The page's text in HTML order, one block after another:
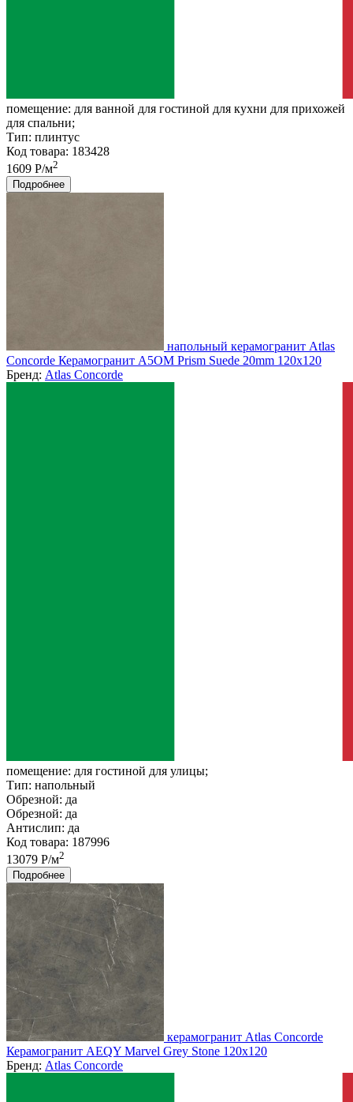
помещение: для ванной для гостиной для кухни для прихожей
для спальни;
Тип: плинтус
Код товара: 183428
1609 Р/м2
Подробнее
напольный керамогранит Atlas
Concorde Керамогранит A5OM Prism Suede 20mm 120x120
Бренд: Atlas Concorde
помещение: для гостиной для улицы;
Тип: напольный
Обрезной: да
Обрезной: да
Антислип: да
Код товара: 187996
13079 Р/м2
Подробнее
керамогранит Atlas Concorde
Керамогранит AEQY Marvel Grey Stone 120x120
Бренд: Atlas Concorde